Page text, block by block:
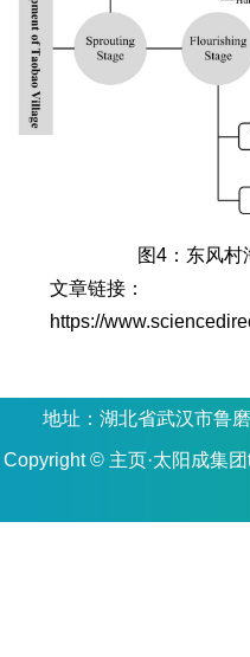
图4：东风村
文章链接：
https://
地址：湖北省武汉市
Copyright © 主页·太阳成集